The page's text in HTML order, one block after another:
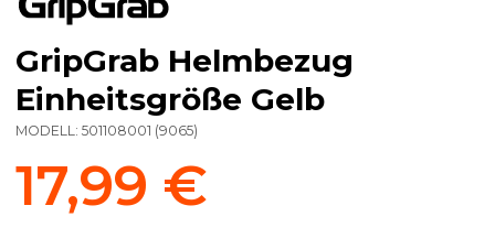
GripGrab Helmbezug
Einheitsgröße Gelb
MODELL: 501108001 (9065)
17,99 €